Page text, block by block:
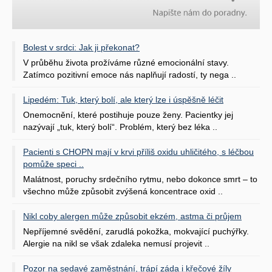
Bolest v srdci: Jak ji překonat?
V průběhu života prožíváme různé emocionální stavy.
Zatímco pozitivní emoce nás naplňují radostí, ty nega ..
Lipedém: Tuk, který bolí, ale který lze i úspěšně léčit
Onemocnění, které postihuje pouze ženy. Pacientky jej
nazývají „tuk, který bolí“. Problém, který bez léka ..
Pacienti s CHOPN mají v krvi příliš oxidu uhličitého, s léčbou
pomůže speci ..
Malátnost, poruchy srdečního rytmu, nebo dokonce smrt – to
všechno může způsobit zvýšená koncentrace oxid ..
Nikl coby alergen může způsobit ekzém, astma či průjem
Nepříjemné svědění, zarudlá pokožka, mokvající puchýřky.
Alergie na nikl se však zdaleka nemusí projevit ..
Pozor na sedavé zaměstnání, trápí záda i křečové žíly